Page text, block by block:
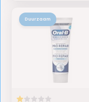
Duurzaam